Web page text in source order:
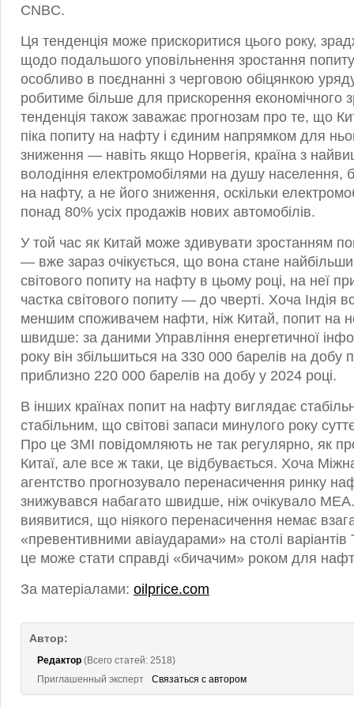
CNBC.
Ця тенденція може прискоритися цього року,
щодо подальшого уповільнення зростання
особливо в поєднанні з черговою обіцянкою
робитиме більше для прискорення економічного
тенденція також заважає прогнозам про те, що
піка попиту на нафту і єдиним напрямком для
зниження — навіть якщо Норвегія, країна з
володіння електромобілями на душу населення,
на нафту, а не його зниження, оскільки
понад 80% усіх продажів нових автомобілів.
У той час як Китай може здивувати зростанням
— вже зараз очікується, що вона стане
світового попиту на нафту в цьому році, на неї
частка світового попиту — до чверті. Хоча Індія
меншим споживачем нафти, ніж Китай, попит на
швидше: за даними Управління енергетичної
року він збільшиться на 330 000 барелів на добу
приблизно 220 000 барелів на добу у 2024 році.
В інших країнах попит на нафту виглядає
стабільним, що світові запаси минулого року
Про це ЗМІ повідомляють не так регулярно, як
Китаї, але все ж таки, це відбувається. Хоча
агентство прогнозувало перенасичення ринку
знижувався набагато швидше, ніж очікувало
виявитися, що ніякого перенасичення немає
«превентивними авіаударами» на столі
це може стати справді «бичачим» роком для
За матеріалами: oilprice.com
Автор:
Редактор (Всего статей: 2518)
Приглашенный эксперт
Связаться с автором